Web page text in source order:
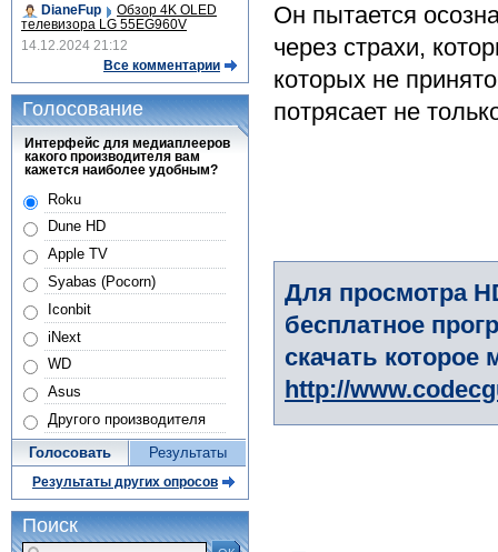
Он пытается
через страхи,
которых не
потрясает не
Для просмотра
бесплатное
скачать
http://
DianeFup
Обзор 4K OLED
телевизора LG 55EG960V
14.12.2024 21:12
Все комментарии
Голосование
Интерфейс для медиаплееров
какого производителя вам
кажется наиболее удобным?
Roku
Dune HD
Apple TV
Syabas (Pocorn)
Iconbit
iNext
WD
Asus
Другого производителя
Голосовать Результаты
Результаты других опросов
Поиск